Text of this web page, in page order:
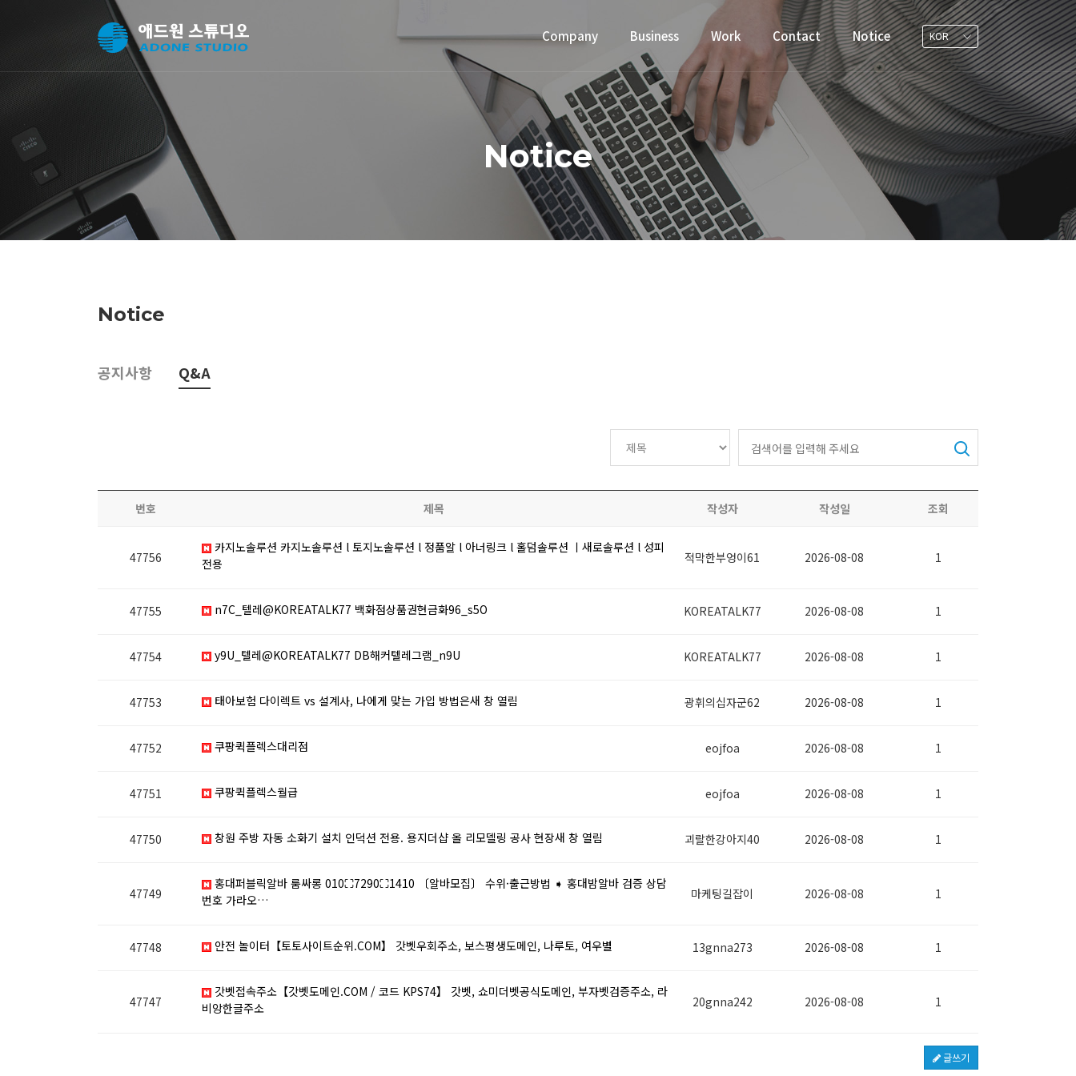
Company Business Work Contact Notice KOR
Notice
Notice
공지사항 Q&A
번호 제목 작성자 작성일 조회
47756
카지노솔루션 카지노솔루션 l 토지노솔루션 l 정품알 l 아너링크 l 홀덤솔루션 ㅣ새로솔루션 l 성피
전용
적막한부엉이61 2026-08-08 1
47755 n7C_텔레@KOREATALK77 백화점상품권현금화96_s5O KOREATALK77 2026-08-08 1
47754 y9U_텔레@KOREATALK77 DB해커텔레그램_n9U KOREATALK77 2026-08-08 1
47753 태아보험 다이렉트 vs 설계사, 나에게 맞는 가입 방법은새 창 열림 광휘의십자군62 2026-08-08 1
47752 쿠팡퀵플렉스대리점 eojfoa 2026-08-08 1
47751 쿠팡퀵플렉스월급 eojfoa 2026-08-08 1
47750 창원 주방 자동 소화기 설치 인덕션 전용. 용지더샵 올 리모델링 공사 현장새 창 열림 괴랄한강아지40 2026-08-08 1
47749
홍대퍼블릭알바 룸싸롱 010⛶7290⛶1410 〔알바모집〕 수위·출근방법 ➧ 홍대밤알바 검증 상담
번호 가라오…
마케팅길잡이 2026-08-08 1
47748 안전 놀이터【토토사이트순위.COM】 갓벳우회주소, 보스평생도메인, 나루토, 여우별 13gnna273 2026-08-08 1
47747
갓벳접속주소【갓벳도메인.COM / 코드 KPS74】 갓벳, 쇼미더벳공식도메인, 부자벳검증주소, 라
비앙한글주소
20gnna242 2026-08-08 1
글쓰기